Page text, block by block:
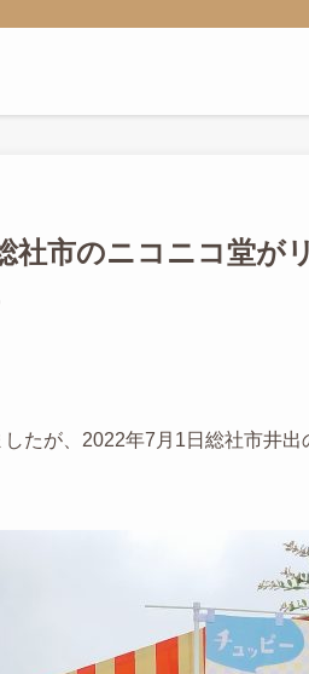
社市のニコニコ堂
たが、2022年7月1日総社市井